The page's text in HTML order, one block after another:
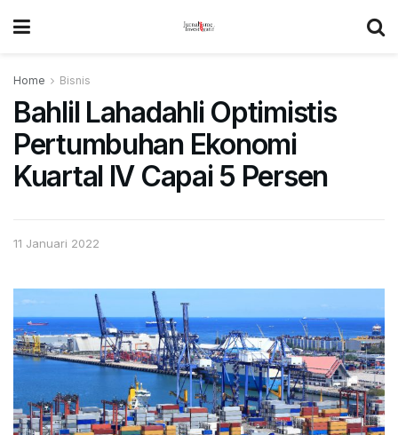
Home Bisnis
Bahlil Lahadahli Optimistis
Pertumbuhan Ekonomi
Kuartal IV Capai 5 Persen
11 Januari 2022